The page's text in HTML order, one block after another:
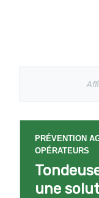
PRÉVENTION
OPÉRATEURS
une